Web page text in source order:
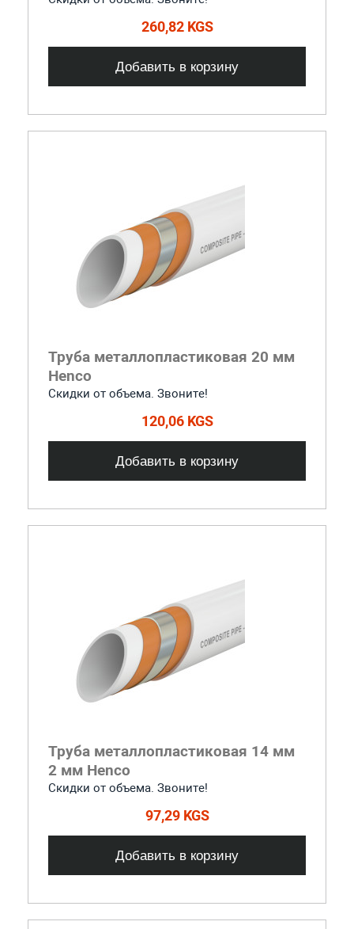
260,82 KGS
Добавить в корзину
Труба металлопластиковая 20 мм
Henco
Скидки от объема. Звоните!
120,06 KGS
Добавить в корзину
Труба металлопластиковая 14 мм
2 мм Henco
Скидки от объема. Звоните!
97,29 KGS
Добавить в корзину